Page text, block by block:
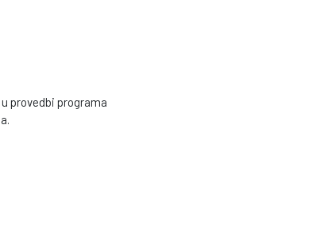
u provedbi programa